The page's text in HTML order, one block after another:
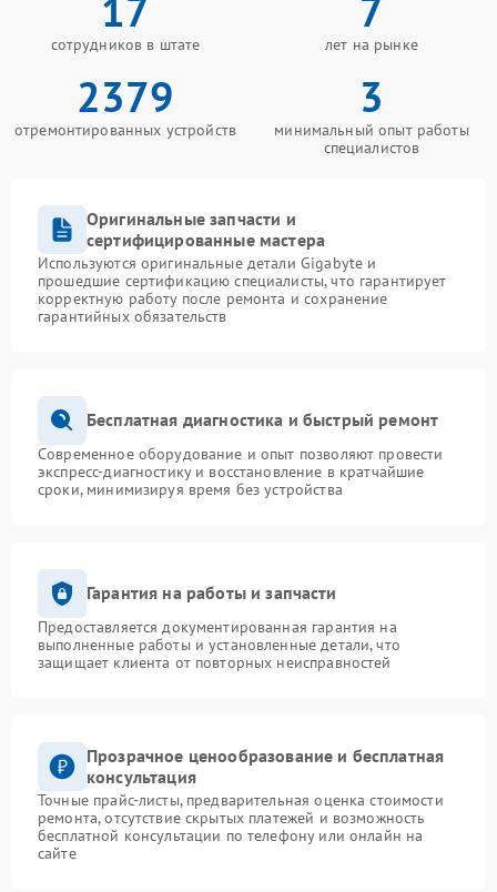
сотрудников в штате лет на рынке
2379
отремонтированных устройств
3
минимальный опыт работы
специалистов
Оригинальные запчасти и
сертифицированные мастера
Используются оригинальные детали Gigabyte и
прошедшие сертификацию специалисты, что гарантирует
корректную работу после ремонта и сохранение
гарантийных обязательств
Бесплатная диагностика и быстрый ремонт
Современное оборудование и опыт позволяют провести
экспресс-диагностику и восстановление в кратчайшие
сроки, минимизируя время без устройства
Гарантия на работы и запчасти
Предоставляется документированная гарантия на
выполненные работы и установленные детали, что
защищает клиента от повторных неисправностей
Прозрачное ценообразование и бесплатная
консультация
Точные прайс-листы, предварительная оценка стоимости
ремонта, отсутствие скрытых платежей и возможность
бесплатной консультации по телефону или онлайн на
сайте